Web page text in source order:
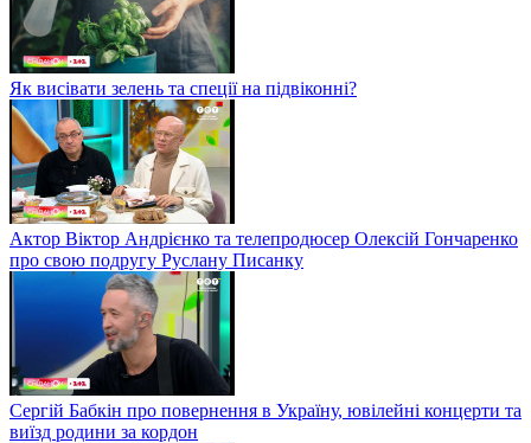
Як висівати зелень та спеції на підвіконні?
Актор Віктор Андрієнко та телепродюсер Олексій Гончаренко
про свою подругу Руслану Писанку
Сергій Бабкін про повернення в Україну, ювілейні концерти та
виїзд родини за кордон